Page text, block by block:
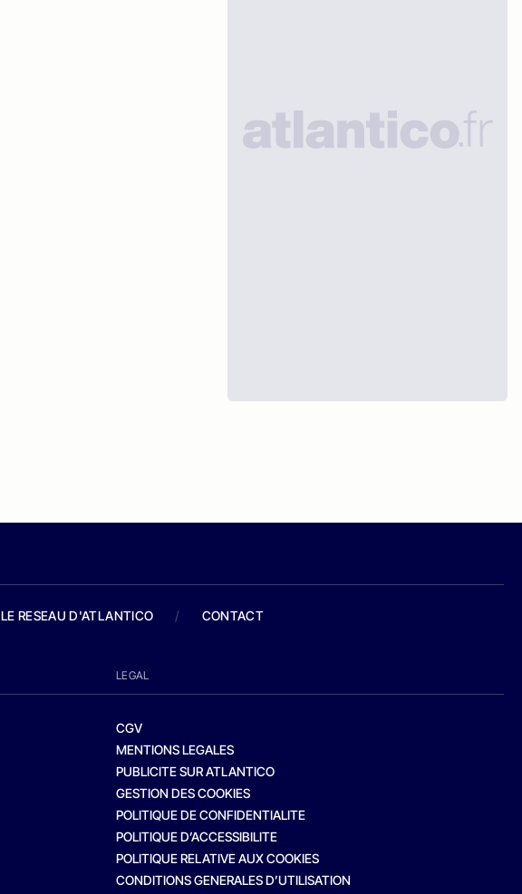
LE RESEAU D'ATLANTICO / CONTACT
LEGAL
CGV
MENTIONS LEGALES
PUBLICITE SUR ATLANTICO
GESTION DES COOKIES
POLITIQUE DE CONFIDENTIALITE
POLITIQUE D’ACCESSIBILITE
POLITIQUE RELATIVE AUX COOKIES
CONDITIONS GENERALES D’UTILISATION